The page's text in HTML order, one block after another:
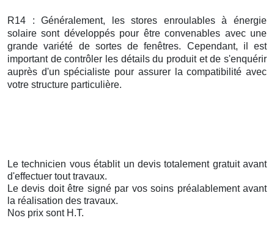
R14 : Généralement, les stores enroulables à énergie
solaire sont développés pour être convenables avec une
grande variété de sortes de fenêtres. Cependant, il est
important de contrôler les détails du produit et de s'enquérir
auprès d'un spécialiste pour assurer la compatibilité avec
votre structure particulière.
Le technicien vous établit un devis totalement gratuit avant
d'effectuer tout travaux.
Le devis doit être signé par vos soins préalablement avant
la réalisation des travaux.
Nos prix sont H.T.